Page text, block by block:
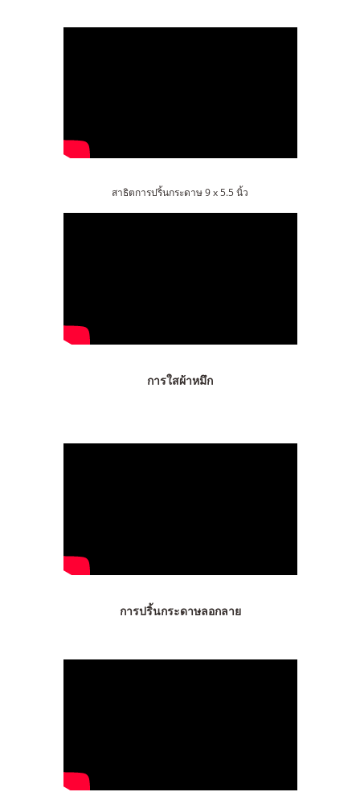
สาธิตการปริ้นกระดาษ 9 x 5.5 นิ้ว
การใสผ้าหมึก
การปริ้นกระดาษลอกลาย